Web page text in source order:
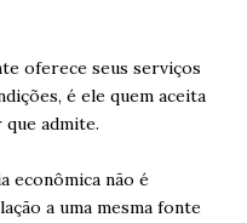
oferece seus serviços
é ele quem aceita
admite.
econômica não é
a uma mesma fonte